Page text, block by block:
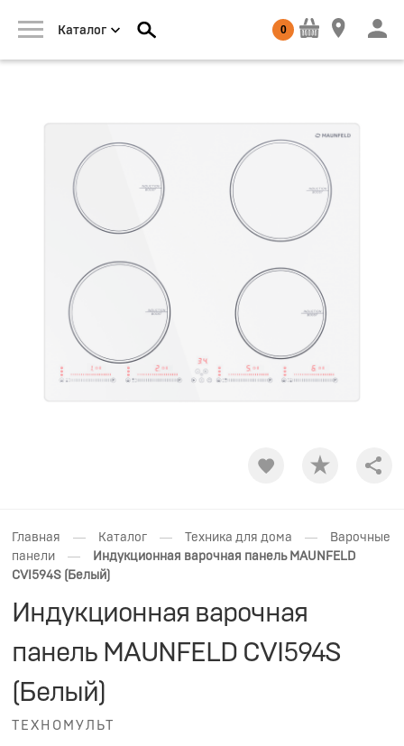
Каталог 0
Главная — Каталог — Техника для дома —
Варочные
панели
—
Индукционная варочная панель MAUNFELD
CVI594S (Белый)
Индукционная варочная
панель MAUNFELD CVI594S
(Белый)
ТЕХНОМУЛЬТ